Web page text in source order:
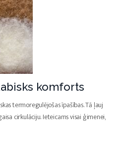
komforts
termoregulējošas īpašības. Tā ļauj
cirkulāciju. Ieteicams visai ģimenei,